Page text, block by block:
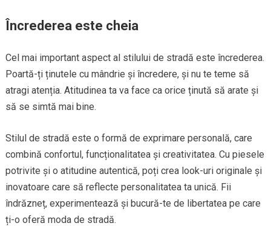
Încrederea este cheia
Cel mai important aspect al stilului de stradă este încrederea.
Poartă-ți ținutele cu mândrie și încredere, și nu te teme să
atragi atenția. Atitudinea ta va face ca orice ținută să arate și
să se simtă mai bine.
Stilul de stradă este o formă de exprimare personală, care
combină confortul, funcționalitatea și creativitatea. Cu piesele
potrivite și o atitudine autentică, poți crea look-uri originale și
inovatoare care să reflecte personalitatea ta unică. Fii
îndrăzneț, experimentează și bucură-te de libertatea pe care
ți-o oferă moda de stradă.